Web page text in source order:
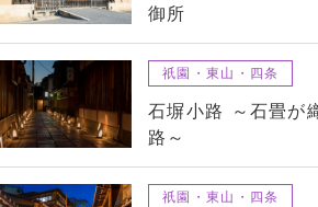
御所
祇園・東山・四条
石塀小路 ～石畳が
路～
祇園・東山・四条